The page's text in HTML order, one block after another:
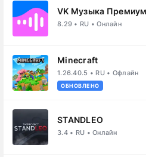
VK Музыка Премиум
8.29 • RU • Онлайн
Minecraft
1.26.40.5 • RU • Офлайн
ОБНОВЛЕНО
STANDLEO
3.4 • RU • Онлайн